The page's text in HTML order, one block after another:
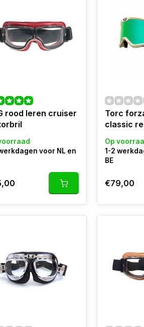
rood leren cruiser
voor NL en
Torc
classic
Op
1-2
BE
€79,00